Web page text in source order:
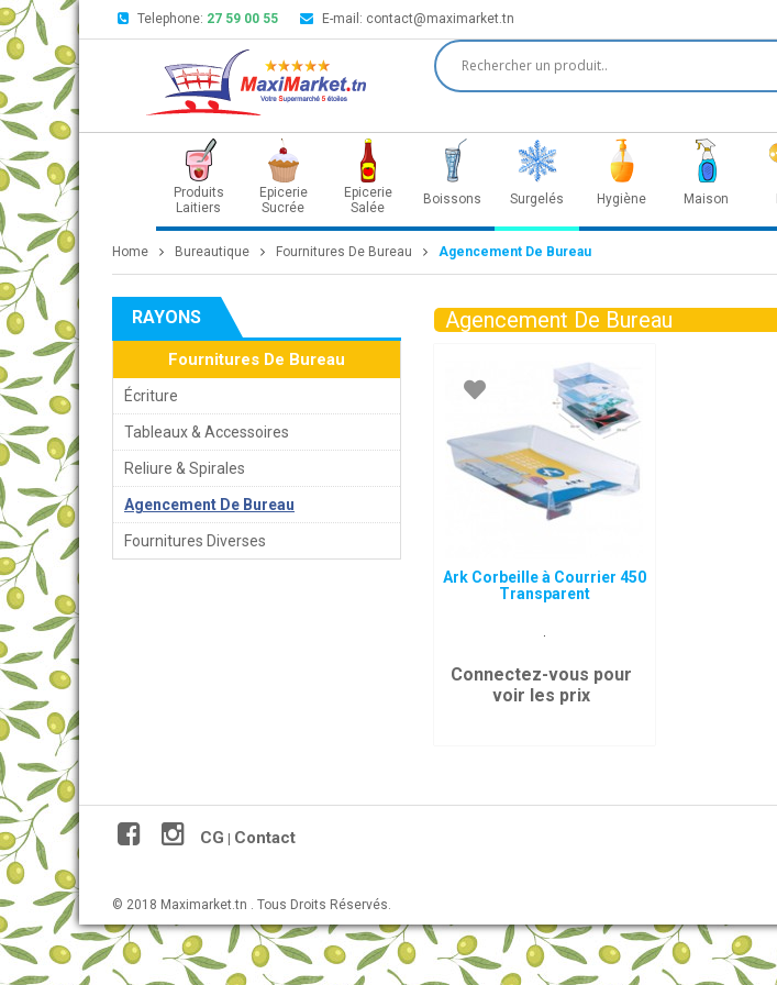
Telephone: 27 59 00 55 E-mail: contact@maximarket.tn
Produits
Laitiers
Epicerie
Sucrée
Epicerie
Salée
Boissons Surgelés Hygiène Maison
Home Bureautique Fournitures De Bureau Agencement De Bureau
RAYONS
Fournitures De Bureau
Écriture
Tableaux & Accessoires
Reliure & Spirales
Agencement De Bureau
Fournitures Diverses
Agencement De Bureau
Ark Corbeille à Courrier 450
Transparent
.
Connectez-vous pour
voir les prix
CG Contact
© 2018 Maximarket.tn . Tous Droits Réservés.